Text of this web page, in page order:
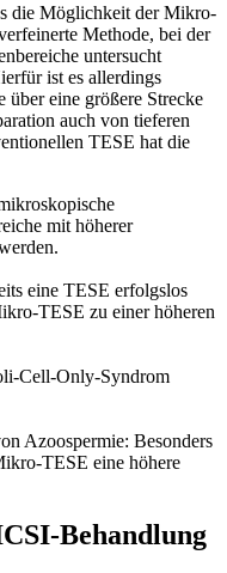
die Möglichkeit der Mikro-
Methode, bei der
untersucht
ist es allerdings
über eine größere Strecke
auch von tieferen
TESE hat die
mit höherer
eine TESE erfolgslos
TESE zu einer höheren
Cell-Only-Syndrom
Azoospermie: Besonders
TESE eine höhere
Behandlung